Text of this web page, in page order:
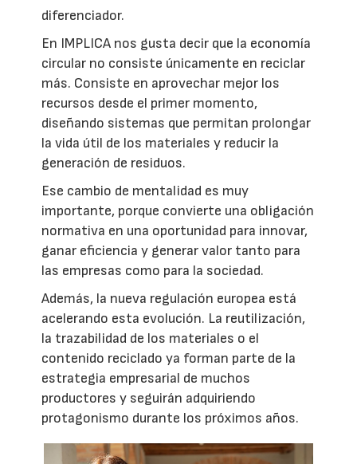
diferenciador.
En IMPLICA nos gusta decir que la economía
circular no consiste únicamente en reciclar
más. Consiste en aprovechar mejor los
recursos desde el primer momento,
diseñando sistemas que permitan prolongar
la vida útil de los materiales y reducir la
generación de residuos.
Ese cambio de mentalidad es muy
importante, porque convierte una obligación
normativa en una oportunidad para innovar,
ganar eficiencia y generar valor tanto para
las empresas como para la sociedad.
Además, la nueva regulación europea está
acelerando esta evolución. La reutilización,
la trazabilidad de los materiales o el
contenido reciclado ya forman parte de la
estrategia empresarial de muchos
productores y seguirán adquiriendo
protagonismo durante los próximos años.